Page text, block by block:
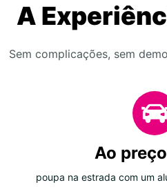
A
Sem complicações, sem
Ao
poupa na estrada com um